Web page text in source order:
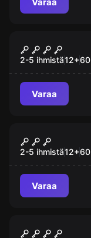
Vankila
2-5 ihmistä12+60
Varaa
Pangarööv
2-5 ihmistä12+60
Varaa
Zombi Virus